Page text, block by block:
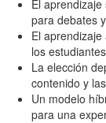
El
para debates
El
los
La elección
contenido y
Un modelo
para una